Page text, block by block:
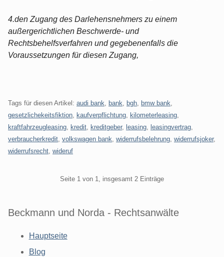
4.den Zugang des Darlehensnehmers zu einem
außergerichtlichen Beschwerde- und
Rechtsbehelfsverfahren und gegebenenfalls die
Voraussetzungen für diesen Zugang,
Tags für diesen Artikel: audi bank bank bgh bmw bank
gesetzlichekeitsfiktion
kaufverpflichtung kilometerleasing
kraftfahrzeugleasing
kredit kreditgeber, leasing leasingvertrag
verbraucherkredit volkswagen bank widerrufsbelehrung widerrufsjoker,
widerrufsrecht wideruf
Seite 1 von 1, insgesamt 2 Einträge
Beckmann und Norda - Rechtsanwälte
Hauptseite
Blog